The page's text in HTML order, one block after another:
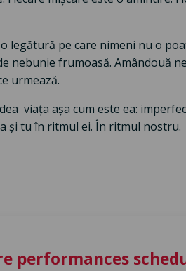
legătură pe care nimeni nu o
nebunie frumoasă. Amândouă
urmează.
viața așa cum este ea:
și tu în ritmul ei. În ritmul nostru.
performances